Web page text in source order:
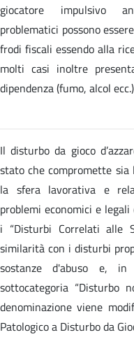
giocatore impulsivo
problematici possono
frodi fiscali essendo alla
molti casi inoltre
dipendenza (fumo, alcol ecc.)
Il disturbo da gioco
stato che compromette
la sfera lavorativa e
problemi economici e
i “Disturbi Correlati alle
similarità con i disturbi
sostanze d'abuso e,
sottocategoria “Disturbo
denominazione viene
Patologico a Disturbo da